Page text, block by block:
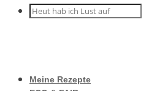
Meine Rezepte